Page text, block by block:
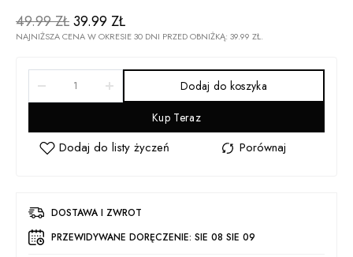
49.99ZŁ39.99 ZŁ
NAJNIŻSZA CENA W OKRESIE 30 DNI PRZED OBNIŻKĄ: 39.99 ZŁ.
Dodaj do koszyka
Kup Teraz
DOSTAWA I ZWROT
PRZEWIDYWANE DORĘCZENIE: SIE 08 SIE 09